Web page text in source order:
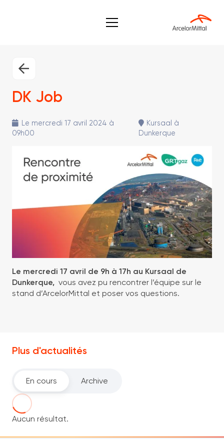
DK Job
Le mercredi 17 avril 2024 à
09h00
Kursaal à
Dunkerque
Le mercredi 17 avril de 9h à 17h au Kursaal de
Dunkerque, vous avez pu rencontrer l’équipe sur le
stand d’ArcelorMittal et poser vos questions.
Plus d'actualités
En cours Archive
Aucun résultat.